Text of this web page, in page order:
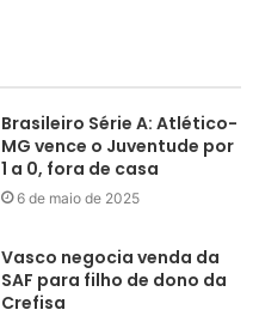
Brasileiro Série A: Atlético-
MG vence o Juventude por
1 a 0, fora de casa
6 de maio de 2025
Vasco negocia venda da
SAF para filho de dono da
Crefisa